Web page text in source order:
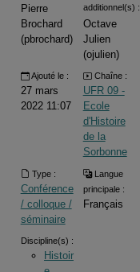
Pierre
Brochard
(pbrochard)
additionnel(s) :
Octave
Julien
(ojulien)
Ajouté le :
27 mars
2022 11:07
Chaîne :
UFR 09 -
Ecole
d'Histoire
de la
Sorbonne
Type :
Conférence
/ colloque /
séminaire
Langue
principale :
Français
Discipline(s) :
Histoir